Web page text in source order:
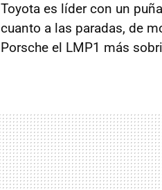
Toyota es líder con un
cuanto a las paradas, de
Porsche el LMP1 más